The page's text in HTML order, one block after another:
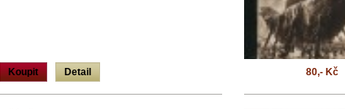
Koupit Detail 80,- Kč